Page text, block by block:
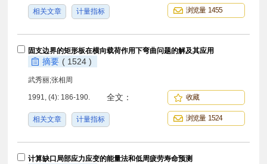
相关文章 计量指标 浏览量 1455
固支边界的矩形板在横向载荷作用下弯曲问题的解及其应用
摘要 ( 1524 )
武秀丽;张相周
1991, (4): 186-190. 全文：
相关文章 计量指标
收藏
浏览量 1524
计算缺口局部应力应变的能量法和低周疲劳寿命预测